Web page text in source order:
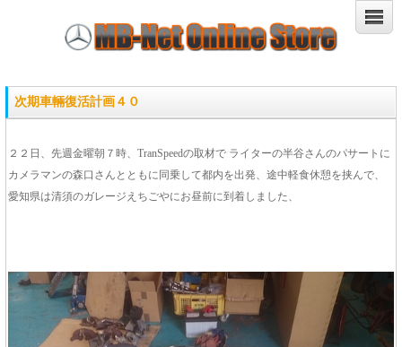
次期車輛復活計画４０
２２日、先週金曜朝７時、TranSpeedの取材で ライターの半谷さんのパサートに
カメラマンの森口さんとともに同乗して都内を出発、途中軽食休憩を挟んで、
愛知県は清須のガレージえちごやにお昼前に到着しました、